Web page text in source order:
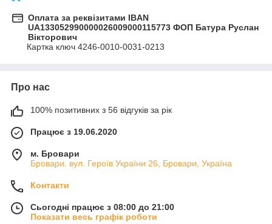
Оплата за реквізитами IBAN
UA133052990000026009000115773 ФОП Батура Руслан
Вікторович
Картка ключ 4246-0010-0031-0213
Про нас
100% позитивних з 56 відгуків за рік
Працює з 19.06.2020
м. Бровари
Бровари. вул. Героїв України 26, Бровари, Україна
Контакти
Сьогодні працює з 08:00 до 21:00
Показати весь графік роботи